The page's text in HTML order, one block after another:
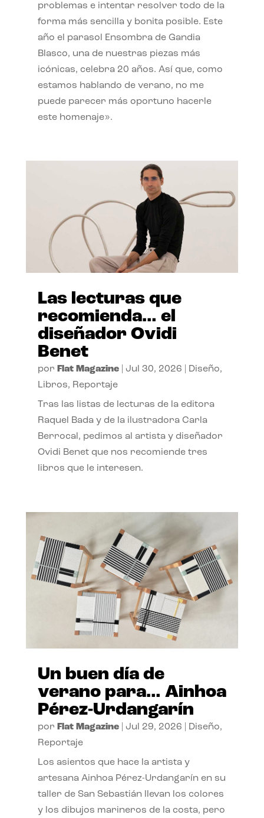
problemas e intentar resolver todo de la
forma más sencilla y bonita posible. Este
año el parasol Ensombra de Gandia
Blasco, una de nuestras piezas más
icónicas, celebra 20 años. Así que, como
estamos hablando de verano, no me
puede parecer más oportuno hacerle
este homenaje».
Las lecturas que
recomienda… el
diseñador Ovidi
Benet
por Flat Magazine| Jul 30, 2026 Diseño,
Libros, Reportaje
Tras las listas de lecturas de la editora
Raquel Bada y de la ilustradora Carla
Berrocal, pedimos al artista y diseñador
Ovidi Benet que nos recomiende tres
libros que le interesen.
Un buen día de
verano para… Ainhoa
Pérez-Urdangarín
por Flat Magazine| Jul 29, 2026 Diseño,
Reportaje
Los asientos que hace la artista y
artesana Ainhoa Pérez-Urdangarín en su
taller de San Sebastián llevan los colores
y los dibujos marineros de la costa, pero